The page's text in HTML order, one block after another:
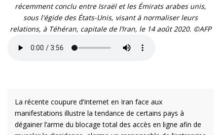
récemment conclu entre Israël et les Émirats arabes unis,
sous l'égide des États-Unis, visant à normaliser leurs
relations, à Téhéran, capitale de l’Iran, le 14 août 2020. ©AFP
La récente coupure d’Internet en Iran face aux
manifestations illustre la tendance de certains pays à
dégainer l’arme du blocage total des accès en ligne afin de